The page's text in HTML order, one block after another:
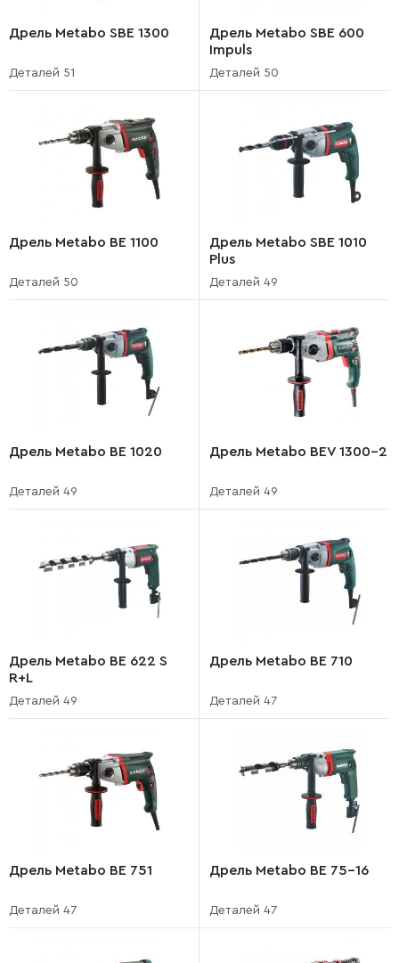
Дрель Metabo SBE 1300
Деталей 51
Дрель Metabo SBE 600
Impuls
Деталей 50
Дрель Metabo BE 1100
Деталей 50
Дрель Metabo SBE 1010
Plus
Деталей 49
Дрель Metabo BE 1020
Деталей 49
Дрель Metabo BEV 1300-2
Деталей 49
Дрель Metabo BE 622 S
R+L
Деталей 49
Дрель Metabo BE 710
Деталей 47
Дрель Metabo BE 751
Деталей 47
Дрель Metabo BE 75-16
Деталей 47